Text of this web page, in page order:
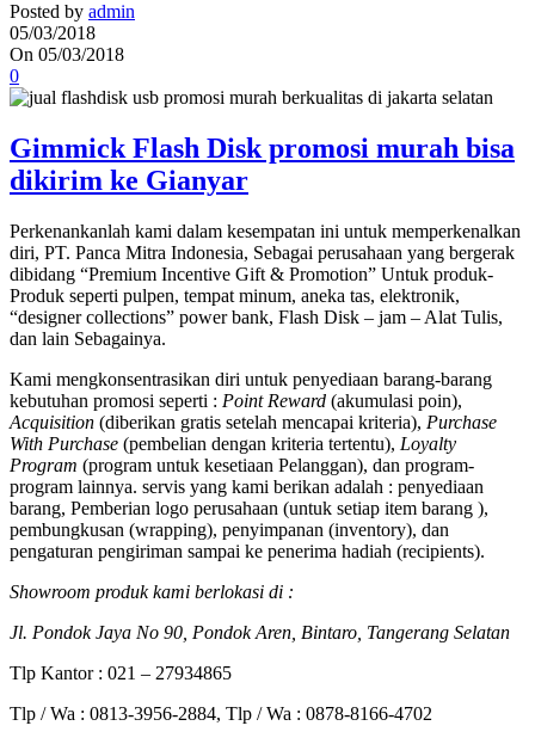
Posted by admin
05/03/2018
On 05/03/2018
0
Gimmick Flash Disk promosi murah bisa
dikirim ke Gianyar
Perkenankanlah kami dalam kesempatan ini untuk memperkenalkan
diri, PT. Panca Mitra Indonesia, Sebagai perusahaan yang bergerak
dibidang “Premium Incentive Gift & Promotion” Untuk produk-
Produk seperti pulpen, tempat minum, aneka tas, elektronik,
“designer collections” power bank, Flash Disk – jam – Alat Tulis,
dan lain Sebagainya.
Kami mengkonsentrasikan diri untuk penyediaan barang-barang
kebutuhan promosi seperti : Point Reward (akumulasi poin),
Acquisition (diberikan gratis setelah mencapai kriteria), Purchase
With Purchase (pembelian dengan kriteria tertentu), Loyalty
Program (program untuk kesetiaan Pelanggan), dan program-
program lainnya. servis yang kami berikan adalah : penyediaan
barang, Pemberian logo perusahaan (untuk setiap item barang ),
pembungkusan (wrapping), penyimpanan (inventory), dan
pengaturan pengiriman sampai ke penerima hadiah (recipients).
Showroom produk kami berlokasi di :
Jl. Pondok Jaya No 90, Pondok Aren, Bintaro, Tangerang Selatan
Tlp Kantor : 021 – 27934865
Tlp / Wa : 0813-3956-2884, Tlp / Wa : 0878-8166-4702